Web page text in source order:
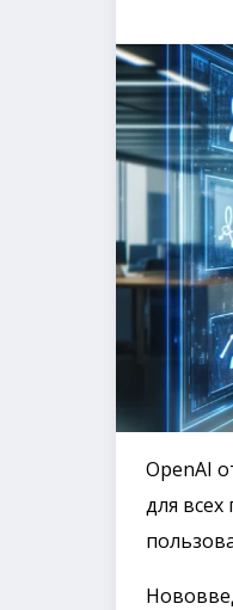
OpenAI
для